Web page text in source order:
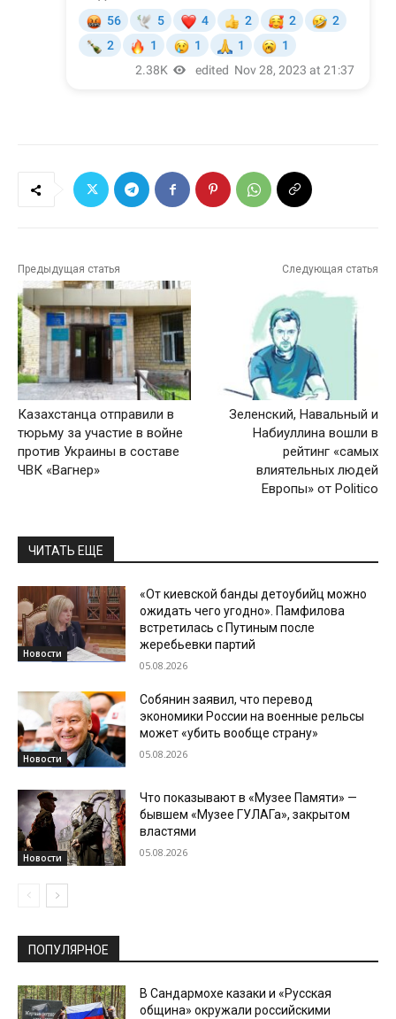
Предыдущая статья
Казахстанца отправили в
тюрьму за участие в войне
против Украины в составе
ЧВК «Вагнер»
Следующая статья
Зеленский, Навальный и
Набиуллина вошли в
рейтинг «самых
влиятельных людей
Европы» от Politico
ЧИТАТЬ ЕЩЕ
Новости
«От киевской банды детоубийц можно
ожидать чего угодно». Памфилова
встретилась с Путиным после
жеребьевки партий
05.08.2026
Новости
Собянин заявил, что перевод
экономики России на военные рельсы
может «убить вообще страну»
05.08.2026
Новости
Что показывают в «Музее Памяти» —
бывшем «Музее ГУЛАГа», закрытом
властями
05.08.2026
ПОПУЛЯРНОЕ
В Сандармохе казаки и «Русская
община» окружали российскими